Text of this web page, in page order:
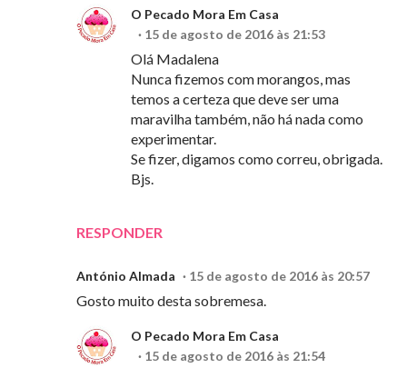
RESPONDER
O Pecado Mora Em Casa
15 de agosto de 2016 às 21:53
Olá Madalena
Nunca fizemos com morangos, mas
temos a certeza que deve ser uma
maravilha também, não há nada como
experimentar.
Se fizer, digamos como correu, obrigada.
Bjs.
António Almada 15 de agosto de 2016 às 20:57
Gosto muito desta sobremesa.
O Pecado Mora Em Casa
15 de agosto de 2016 às 21:54